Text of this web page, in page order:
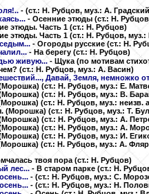
- (ст.: Н. Рубцов, муз.: А.
- Осенние этюды (ст.: Н.
этюды. Часть 1 (ст.: Н. Рубцов)
этюды. Часть 1 (ст.: Н. Рубцов,
- Огороды русские(ст.: Н.
- На берегу (ст.: Н. Рубцов)
живую... - Щука (по мотивам
(ст.: Н. Рубцов, муз.: А. Васин)
Давай, Земля, немножко
(ст.: Н. Рубцов, муз.: Е.
(ст.: Н. Рубцов, муз.: В.
(ст.: Н. Рубцов, муз.: неизв.
(Морошка) (ст.: Н. Рубцов, муз.: Т.
(ст.: Н. Рубцов, муз.: А.
(ст.: Н. Рубцов, муз.: А.
(ст.: Н. Рубцов, муз.: И.
(ст.: Н. Рубцов, муз.: А.
твоя пора (ст.: Н. Рубцов)
лес... - В старом парке (ст.: Н.
- (ст.: Н. Рубцов, муз.: С.
- (ст.: Н. Рубцов, муз.: Н.